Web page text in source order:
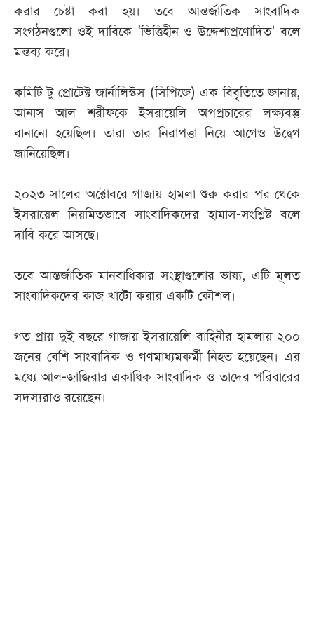
করার চেষ্টা করা হয়। তবে আন্তর্জাতিক সাংবাদিক
সংগঠনগুলো ওই দাবিকে ‘ভিত্তিহীন ও উদ্দেশ্যপ্রণোদিত’ বলে
মন্তব্য করে।
কমিটি টু প্রোটেক্ট জার্নালিস্টস (সিপিজে) এক বিবৃতিতে জানায়,
আনাস আল শরীফকে ইসরায়েলি অপপ্রচারের লক্ষ্যবস্তু
বানানো হয়েছিল। তারা তার নিরাপত্তা নিয়ে আগেও উদ্বেগ
জানিয়েছিল।
২০২৩ সালের অক্টোবরে গাজায় হামলা শুরু করার পর থেকে
ইসরায়েল নিয়মিতভাবে সাংবাদিকদের হামাস-সংশ্লিষ্ট বলে
দাবি করে আসছে।
তবে আন্তর্জাতিক মানবাধিকার সংস্থাগুলোর ভাষ্য, এটি মূলত
সাংবাদিকদের কাজ খাটো করার একটি কৌশল।
গত প্রায় দুই বছরে গাজায় ইসরায়েলি বাহিনীর হামলায় ২০০
জনের বেশি সাংবাদিক ও গণমাধ্যমকর্মী নিহত হয়েছেন। এর
মধ্যে আল-জাজিরার একাধিক সাংবাদিক ও তাদের পরিবারের
সদস্যরাও রয়েছেন।